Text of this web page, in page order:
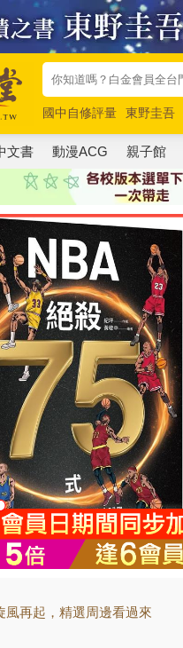
國中自修評量 東野圭吾
唯紅花綻放
奧德賽 路
文書 動漫ACG 親子館
再起，精選周邊看過來